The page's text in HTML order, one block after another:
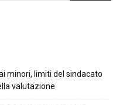
minori, limiti del sindacato
valutazione